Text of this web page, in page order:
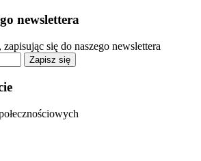
newslettera
się do naszego newslettera
Zapisz się